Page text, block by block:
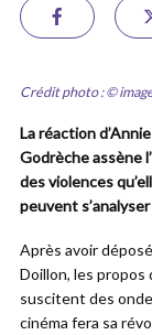
Crédit photo : ©
La réaction
Godrèche assène
des violences
peuvent
Après avoir
Doillon, les propos
suscitent des
cinéma fera sa